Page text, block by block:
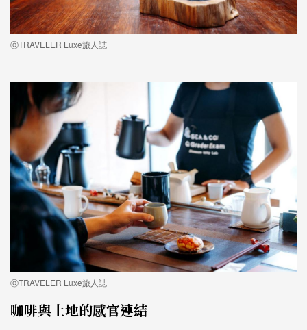
ⓒTRAVELER Luxe旅人誌
ⓒTRAVELER Luxe旅人誌
咖啡與土地的感官連結